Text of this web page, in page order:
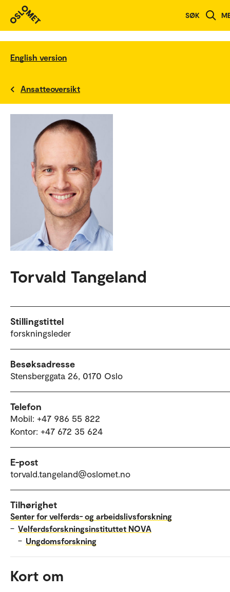
SØK
English version
Ansatteoversikt
Torvald Tangeland
Stillingstittel
forskningsleder
Besøksadresse
Stensberggata 26, 0170 Oslo
Telefon
Mobil: +47 986 55 822
Kontor: +47 672 35 624
E-post
torvald.tangeland@oslomet.no
Tilhørighet
Senter for velferds- og arbeidslivsforskning
– Velferdsforskningsinstituttet NOVA
– Ungdomsforskning
Kort om